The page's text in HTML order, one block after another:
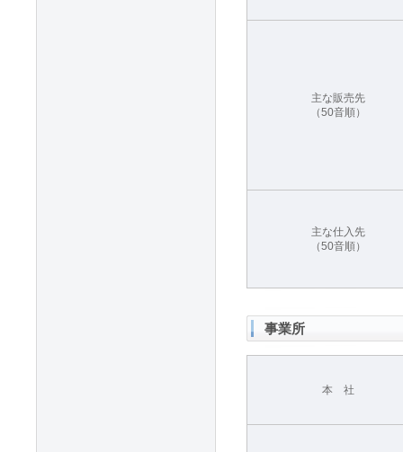
主な販売先
（50音順）
主な仕入先
（50音順）
事業所
本 社